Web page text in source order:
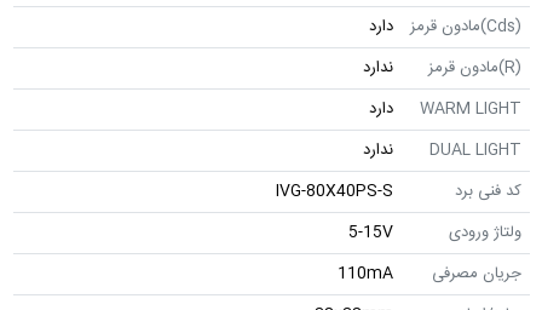
دارد
ندارد
WARM
دارد
ندارد
IVG-80X40PS-S
5-15V
110mA